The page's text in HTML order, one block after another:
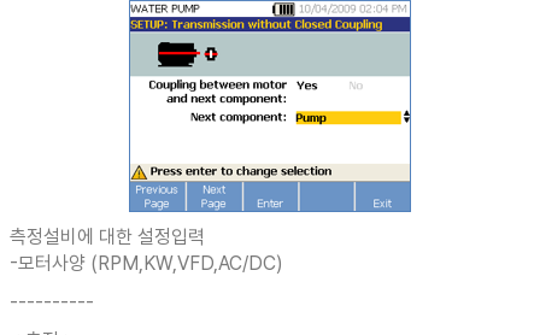
측정설비에 대한 설정입력
-모터사양 (RPM,KW,VFD,AC/DC)
----------